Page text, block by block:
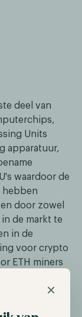
×
deel van
Units
apparatuur,
waardoor de
hebben
door zowel
de markt te
in de
voor crypto
ETH miners
voortdurende